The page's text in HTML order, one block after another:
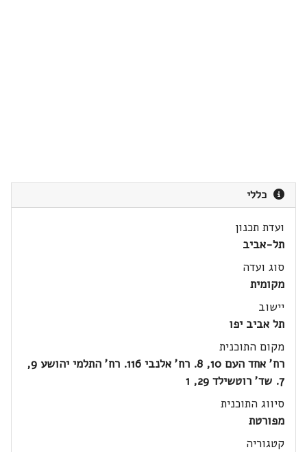
כללי
ועדת תכנון
תל-אביב
סוג ועדה
מקומית
יישוב
תל אביב יפו
מקום התוכנית
רח' אחד העם 10, 8. רח' אלנבי 116. רח' התלמי יהושע 9,
7. שד' רוטשילד 29, 1
סיווג התוכנית
מפורטת
קטגוריה